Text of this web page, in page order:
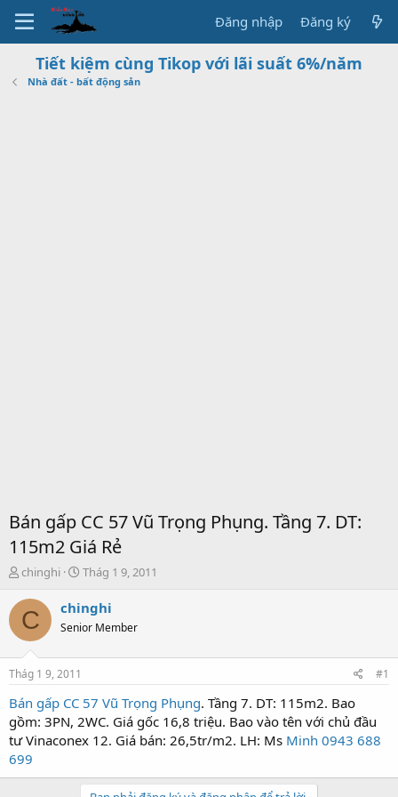
Đăng nhập Đăng ký
Tiết kiệm cùng Tikop với lãi suất 6%/năm
Nhà đất - bất động sản
Bán gấp CC 57 Vũ Trọng Phụng. Tầng 7. DT:
115m2 Giá Rẻ
T
r
e
a
s
t
a
r
t
r
chinghi
S
a
t
e
Thág 1 9, 2011
C chinghi
Senior Member
Thág 1 9, 2011 #1
Bán gấp CC 57 Vũ Trọng Phụng. Tầng 7. DT: 115m2. Bao
gồm: 3PN, 2WC. Giá gốc 16,8 triệu. Bao vào tên với chủ đầu
tư Vinaconex 12. Giá bán: 26,5tr/m2. LH: Ms Minh 0943 688
699